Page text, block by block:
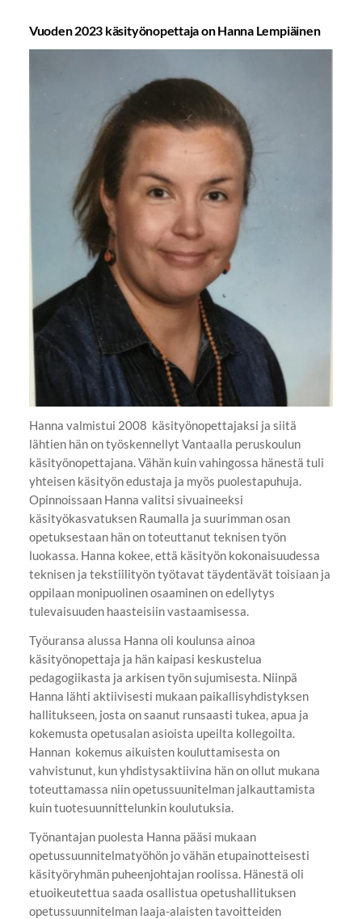
Vuoden 2023 käsityönopettaja on Hanna Lempiäinen
Hanna valmistui 2008 käsityönopettajaksi ja siitä
lähtien hän on työskennellyt Vantaalla peruskoulun
käsityönopettajana. Vähän kuin vahingossa hänestä tuli
yhteisen käsityön edustaja ja myös puolestapuhuja.
Opinnoissaan Hanna valitsi sivuaineeksi
käsityökasvatuksen Raumalla ja suurimman osan
opetuksestaan hän on toteuttanut teknisen työn
luokassa. Hanna kokee, että käsityön kokonaisuudessa
teknisen ja tekstiilityön työtavat täydentävät toisiaan ja
oppilaan monipuolinen osaaminen on edellytys
tulevaisuuden haasteisiin vastaamisessa.
Työuransa alussa Hanna oli koulunsa ainoa
käsityönopettaja ja hän kaipasi keskustelua
pedagogiikasta ja arkisen työn sujumisesta. Niinpä
Hanna lähti aktiivisesti mukaan paikallisyhdistyksen
hallitukseen, josta on saanut runsaasti tukea, apua ja
kokemusta opetusalan asioista upeilta kollegoilta.
Hannan kokemus aikuisten kouluttamisesta on
vahvistunut, kun yhdistysaktiivina hän on ollut mukana
toteuttamassa niin opetussuunitelman jalkauttamista
kuin tuotesuunnittelunkin koulutuksia.
Työnantajan puolesta Hanna pääsi mukaan
opetussuunnitelmatyöhön jo vähän etupainotteisesti
käsityöryhmän puheenjohtajan roolissa. Hänestä oli
etuoikeutettua saada osallistua opetushallituksen
opetussuunnitelman laaja-alaisten tavoitteiden